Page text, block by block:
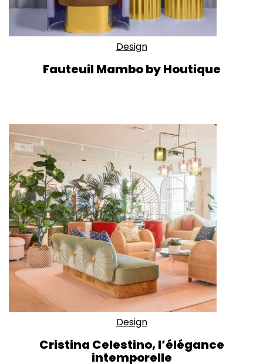
Design
Fauteuil Mambo by Houtique
Design
Cristina Celestino, l’élégance
intemporelle